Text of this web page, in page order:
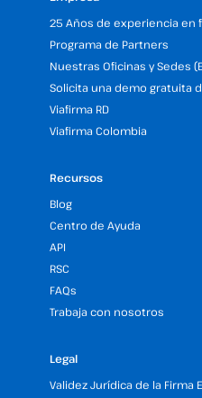
25 Años de experiencia en
Programa de Partners
Nuestras Oficinas y Sedes
Solicita una demo gratuita
Viafirma RD
Viafirma Colombia
Recursos
Blog
Centro de Ayuda
API
RSC
FAQs
Trabaja con nosotros
Legal
Validez Jurídica de la Firma